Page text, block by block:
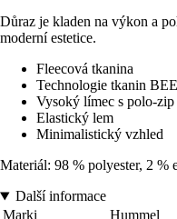
Důraz je kladen na výkon a
moderní estetice.
Fleecová tkanina
Technologie tkanin
Vysoký límec s polo-
Elastický lem
Minimalistický vzhled
Materiál: 98 % polyester, 2 %
Další informace
Marki
Hummel